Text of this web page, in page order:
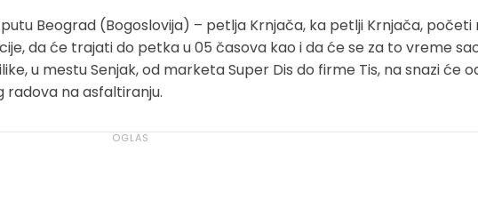
Beograd (Bogoslovija) – petlja Krnjača, ka petlji Krnjača, početi
da će trajati do petka u 05 časova kao i da će se za to vreme
u mestu Senjak, od marketa Super Dis do firme Tis, na snazi će
radova na asfaltiranju.